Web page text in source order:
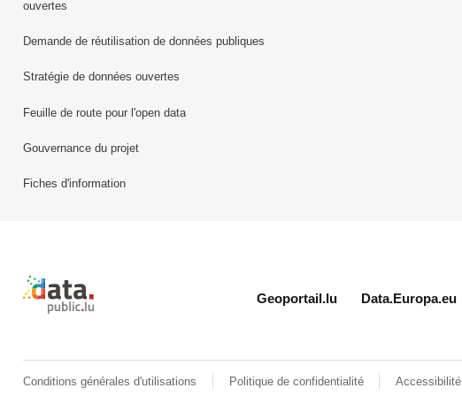
ouvertes
Demande de réutilisation de données publiques
Stratégie de données ouvertes
Feuille de route pour l'open data
Gouvernance du projet
Fiches d'information
Retour à l'accueil de data.public.lu
Geoportail.lu Data.Europa.eu
Conditions générales d'utilisations Politique de confidentialité Accessibilité